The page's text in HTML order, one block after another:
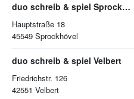
duo schreib & spiel Sprockhövel
Hauptstraße 18
45549 Sprockhövel
duo schreib & spiel Velbert
Friedrichstr. 126
42551 Velbert